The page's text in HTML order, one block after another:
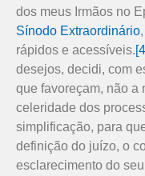
dos meus Irmãos no
Sínodo Extraordinário
rápidos e acessíveis.
desejos, decidi, com
que favoreçam, não a
celeridade dos
simplificação, para
definição do juízo, o
esclarecimento do